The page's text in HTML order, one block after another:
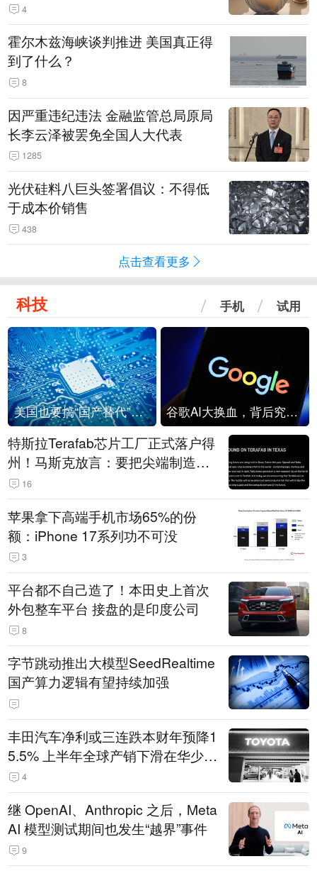
稿）》公开征求意见
4
霍尔木兹海峡谈判推进 美国真正得
到了什么？
8
因严重违纪违法 金融监管总局原局
长李云泽被罢免全国人大代表
1285
光伏硅料八巨头签署倡议：不得低
于成本价销售
438
点击查看更多
科技 手机 试用
美国也要搞“国产替代”？先算清三笔账 谷歌AI大换血，背后究竟发生了什么？
特斯拉Terafab芯片工厂正式落户得
州！马斯克放言：要把尖端制造带
回美国
16
苹果拿下高端手机市场65%的份
额：iPhone 17系列功不可没
3
平台都不自己造了！本田史上首次
外包整车平台 接盘的是印度公司
8
字节跳动推出大模型SeedRealtime
国产算力逻辑有望持续加强
丰田汽车净利或三连跌本财年预降1
5.5% 上半年全球产销下滑在华少卖
14.3万辆
4
继 OpenAI、Anthropic 之后，Meta
AI 模型测试期间也发生“越界”事件
9